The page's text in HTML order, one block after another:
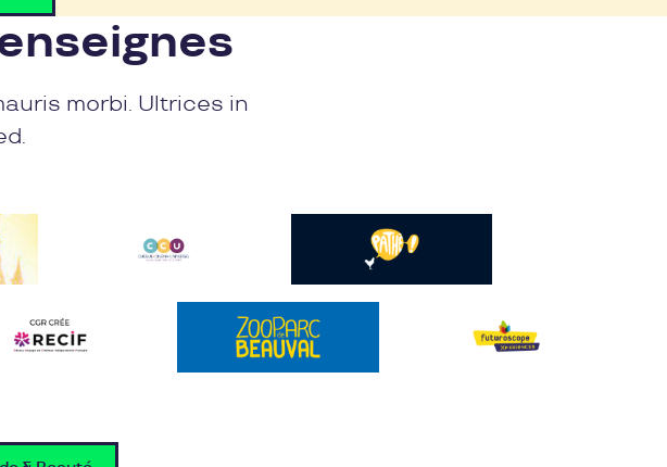
morbi. Ultrices in